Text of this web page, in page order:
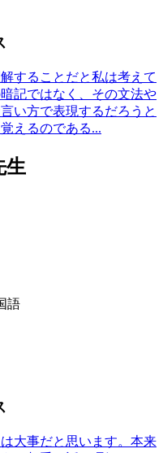
することだと私は考えて
記ではなく、その文法や
い方で表現するだろうと
えるのである...
生
語
大事だと思います。本来